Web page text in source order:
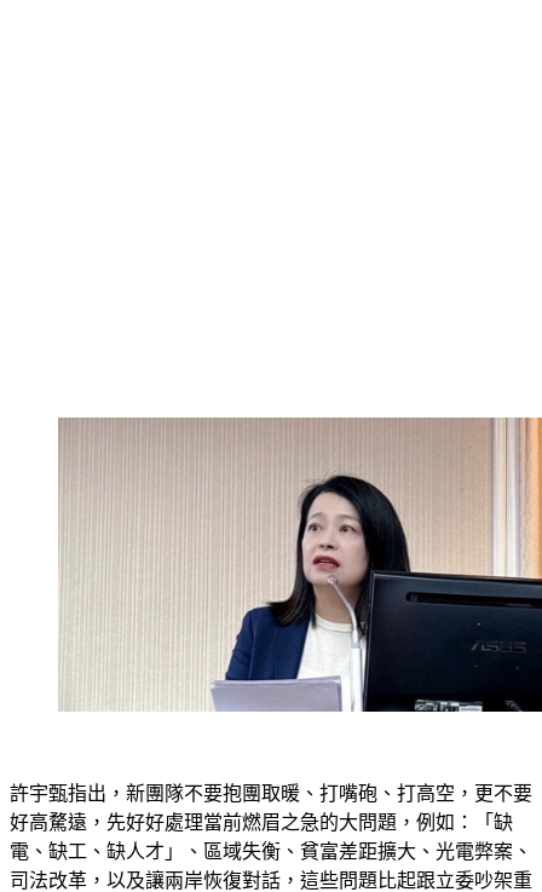
許宇甄指出，新團隊不要抱團取暖、打嘴砲、打高空，更不要
好高騖遠，先好好處理當前燃眉之急的大問題，例如：「缺
電、缺工、缺人才」、區域失衡、貧富差距擴大、光電弊案、
司法改革，以及讓兩岸恢復對話，這些問題比起跟立委吵架重